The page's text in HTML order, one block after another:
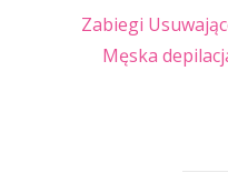
Zabiegi
Męska